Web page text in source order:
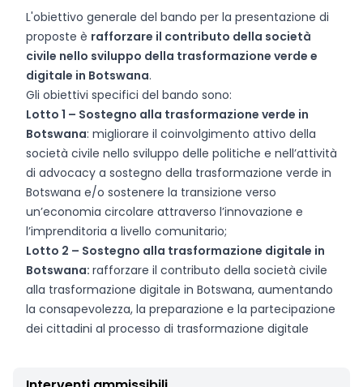
L'obiettivo generale del bando per la presentazione di
proposte è rafforzare il contributo della società
civile nello sviluppo della trasformazione verde e
digitale in Botswana.
Gli obiettivi specifici del bando sono:
Lotto 1 – Sostegno alla trasformazione verde in
Botswana: migliorare il coinvolgimento attivo della
società civile nello sviluppo delle politiche e nell’attività
di advocacy a sostegno della trasformazione verde in
Botswana e/o sostenere la transizione verso
un’economia circolare attraverso l’innovazione e
l’imprenditoria a livello comunitario;
Lotto 2 – Sostegno alla trasformazione digitale in
Botswana: rafforzare il contributo della società civile
alla trasformazione digitale in Botswana, aumentando
la consapevolezza, la preparazione e la partecipazione
dei cittadini al processo di trasformazione digitale